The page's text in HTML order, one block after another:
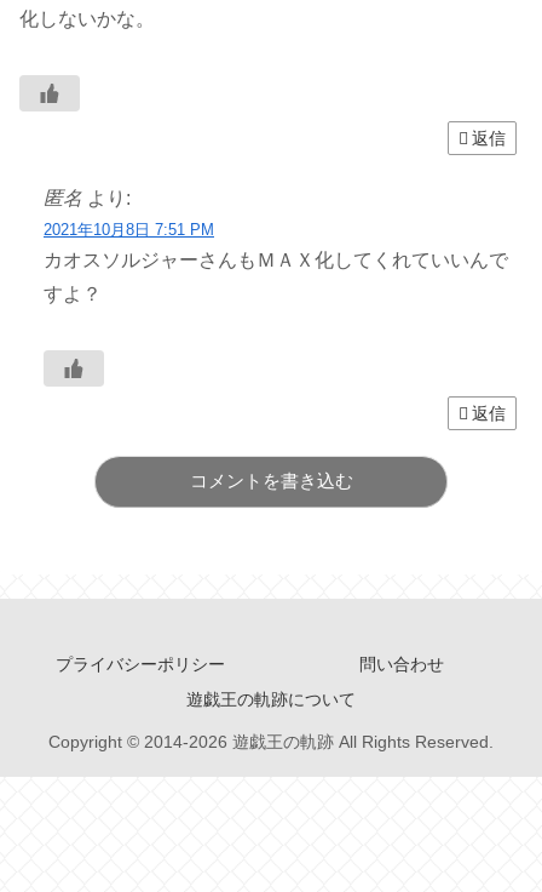
化しないかな。
返信
匿名 より:
2021年10月8日 7:51 PM
カオスソルジャーさんもＭＡＸ化してくれていいんで
すよ？
返信
コメントを書き込む
プライバシーポリシー
問い合わせ
遊戯王の軌跡について
Copyright © 2014-2026 遊戯王の軌跡 All Rights Reserved.